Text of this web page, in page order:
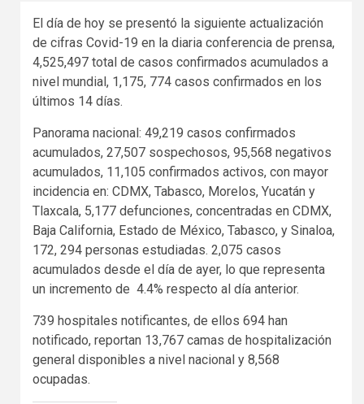
El día de hoy se presentó la siguiente actualización
de cifras Covid-19 en la diaria conferencia de prensa,
4,525,497 total de casos confirmados acumulados a
nivel mundial, 1,175, 774 casos confirmados en los
últimos 14 días.
Panorama nacional: 49,219 casos confirmados
acumulados, 27,507 sospechosos, 95,568 negativos
acumulados, 11,105 confirmados activos, con mayor
incidencia en: CDMX, Tabasco, Morelos, Yucatán y
Tlaxcala, 5,177 defunciones, concentradas en CDMX,
Baja California, Estado de México, Tabasco, y Sinaloa,
172, 294 personas estudiadas. 2,075 casos
acumulados desde el día de ayer, lo que representa
un incremento de 4.4% respecto al día anterior.
739 hospitales notificantes, de ellos 694 han
notificado, reportan 13,767 camas de hospitalización
general disponibles a nivel nacional y 8,568
ocupadas.